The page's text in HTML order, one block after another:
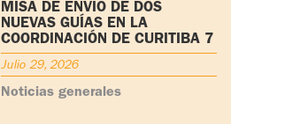
MISA DE ENVÍO DE DOS
NUEVAS GUÍAS EN LA
COORDINACIÓN DE CURITIBA 7
Julio 29, 2026
Noticias generales